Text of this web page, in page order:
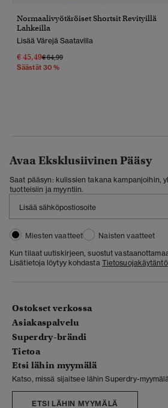
Normaalivyötäröiset Shortsit Revityillä
Lahkeilla
Lisää Värejä Saatavilla
€ 45,49Hinta Alennettu Hinnasta
€ 64,99Hintaan
Säästät 30 %
Avaa Eksklusiivinen Pääsy
Saat pääsyn: kulissien takana kampanjoihin,
tuotteisiin ja myyntiin.
Miesten vaatteet
Naisten vaatteet
Kun tilaat uutiskirjeen, suostut
Lisätietoja löytyy kohdasta Tietosuojakäytäntö
Ostokset verkossa
Asiakaspalvelu
Superdry-brändi
Tietoa
Etsi lähin myymälä
Katso, missä sijaitsee lähin Superdry-
ETSI LÄHIN MYYMÄLÄ